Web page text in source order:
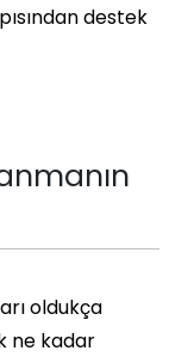
destek
oldukça
ne kadar